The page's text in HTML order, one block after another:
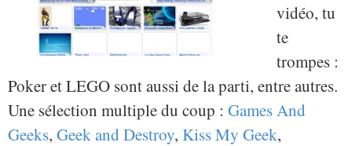
vidéo, tu
te
trompes :
Poker et LEGO sont aussi de la parti, entre autres.
Une sélection multiple du coup : Games And
Geeks, Geek and Destroy, Kiss My Geek,